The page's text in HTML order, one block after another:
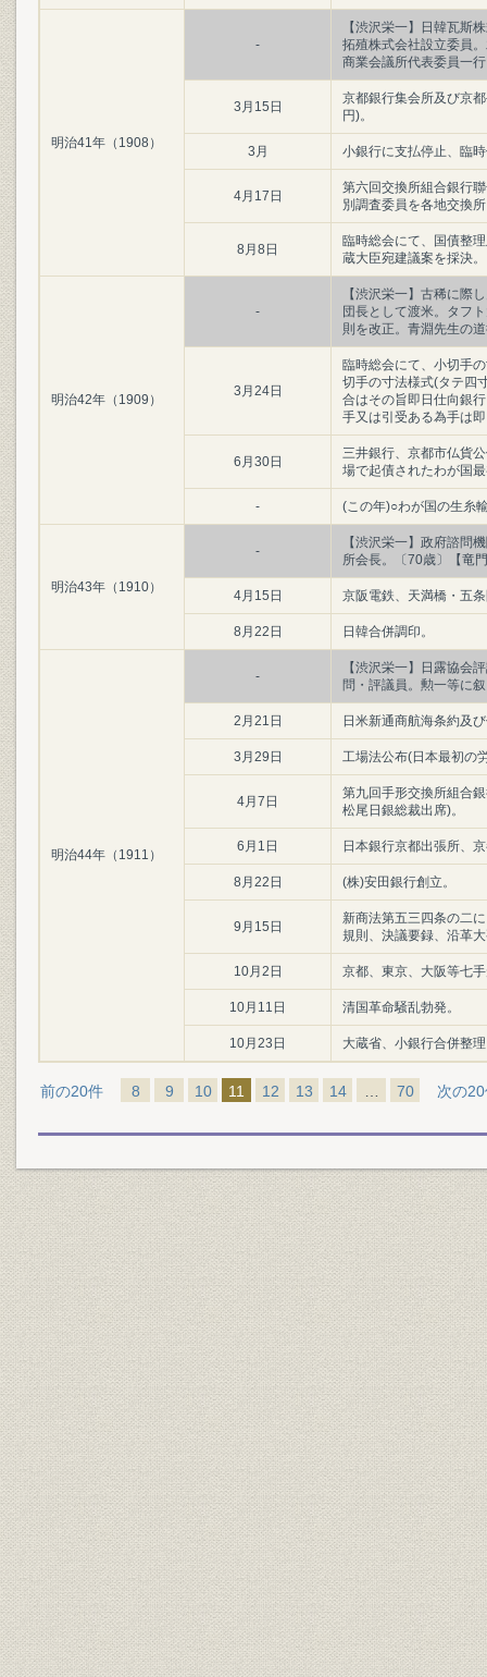
明治41年（1908）
-
【渋沢栄一】日韓瓦斯
拓殖株式会社設立委員
商業会議所代表委員一
3月15日
京都銀行集会所及び京
円)。
3月 小銀行に支払停止、臨
4月17日
第六回交換所組合銀行
別調査委員を各地交換
8月8日
臨時総会にて、国債整
蔵大臣宛建議案を採決。
明治42年（1909）
-
【渋沢栄一】古稀に際
団長として渡米。タフ
則を改正。青淵先生の
3月24日
臨時総会にて、小切手
切手の寸法様式(タテ四
合はその旨即日仕向銀
手又は引受ある為手は
6月30日
三井銀行、京都市仏貨
場で起債されたわが国
- (この年)○わが国の生糸
明治43年（1910）
-
【渋沢栄一】政府諮問
所会長。〔70歳〕【竜
4月15日 京阪電鉄、天満橋・五
8月22日 日韓合併調印。
明治44年（1911）
-
【渋沢栄一】日露協会
問・評議員。勲一等に
2月21日 日米新通商航海条約及
3月29日 工場法公布(日本最初の
4月7日
第九回手形交換所組合
松尾日銀総裁出席)。
6月1日 日本銀行京都出張所、
8月22日 (株)安田銀行創立。
9月15日
新商法第五三四条の二
規則、決議要録、沿革
10月2日 京都、東京、大阪等七
10月11日 清国革命騒乱勃発。
10月23日 大蔵省、小銀行合併整
前の20件 8 9 10 11 12 13 14 70 次の